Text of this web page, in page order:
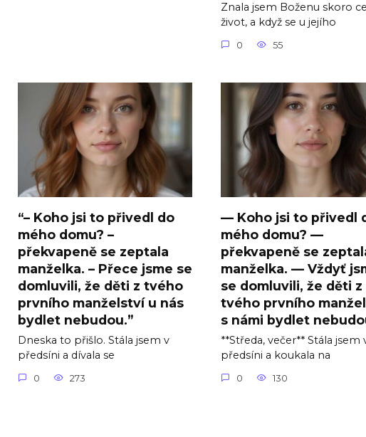
Znala jsem Boženu skoro
život, a když se u jejího
0 55
“– Koho jsi to přivedl do
mého domu? –
překvapeně se zeptala
manželka. – Přece jsme se
domluvili, že děti z tvého
prvního manželství u nás
bydlet nebudou.”
Dneska to přišlo. Stála jsem v
předsíni a dívala se
0 273
— Koho jsi to přivedl
mého domu? —
překvapeně se
manželka. — Vždyť
se domluvili, že děti z
tvého prvního
s námi bydlet
**Středa, večer** Stála jsem
předsíni a koukala na
0 130